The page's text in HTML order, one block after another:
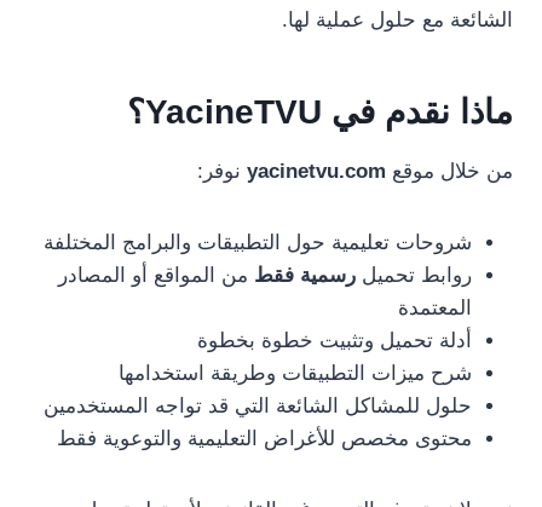
الشائعة مع حلول عملية لها.
ماذا نقدم في YacineTVU؟
من خلال موقع yacinetvu.com نوفر:
شروحات تعليمية حول التطبيقات والبرامج المختلفة
روابط تحميل رسمية فقط من المواقع أو المصادر
المعتمدة
أدلة تحميل وتثبيت خطوة بخطوة
شرح ميزات التطبيقات وطريقة استخدامها
حلول للمشاكل الشائعة التي قد تواجه المستخدمين
محتوى مخصص للأغراض التعليمية والتوعوية فقط